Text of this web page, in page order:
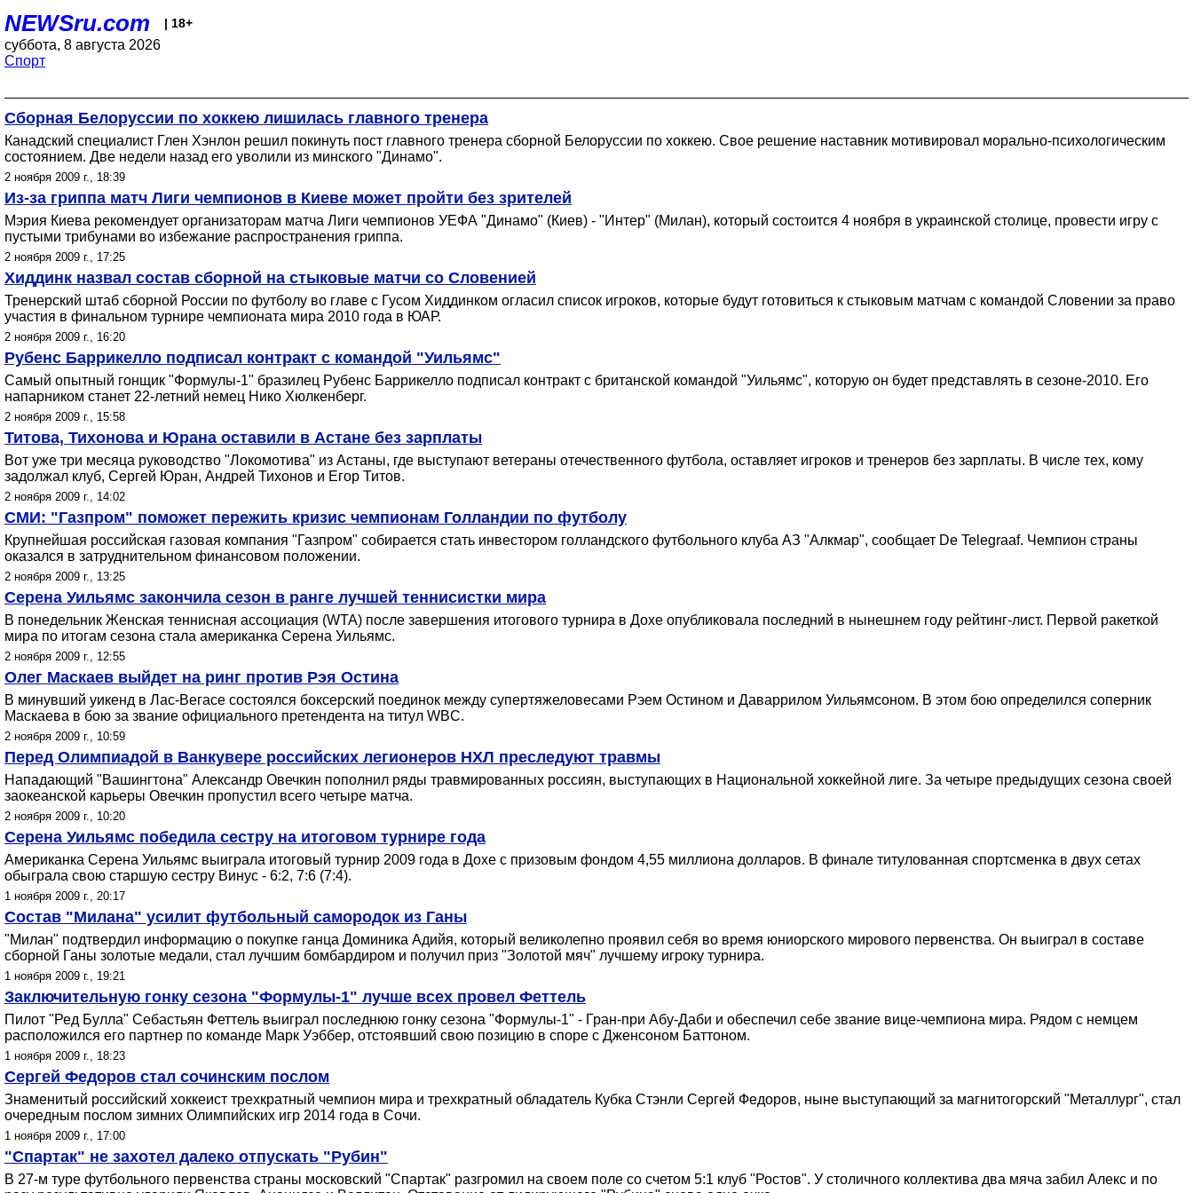
NEWSru.com | 18+
суббота, 8 августа 2026
Спорт
Сборная Белоруссии по хоккею лишилась главного тренера
Канадский специалист Глен Хэнлон решил покинуть пост главного тренера сборной Белоруссии по хоккею. Свое решение наставник мотивировал морально-психологическим
состоянием. Две недели назад его уволили из минского "Динамо".
2 ноября 2009 г., 18:39
Из-за гриппа матч Лиги чемпионов в Киеве может пройти без зрителей
Мэрия Киева рекомендует организаторам матча Лиги чемпионов УЕФА "Динамо" (Киев) - "Интер" (Милан), который состоится 4 ноября в украинской столице, провести игру с
пустыми трибунами во избежание распространения гриппа.
2 ноября 2009 г., 17:25
Хиддинк назвал состав сборной на стыковые матчи со Словенией
Тренерский штаб сборной России по футболу во главе с Гусом Хиддинком огласил список игроков, которые будут готовиться к стыковым матчам с командой Словении за право
участия в финальном турнире чемпионата мира 2010 года в ЮАР.
2 ноября 2009 г., 16:20
Рубенс Баррикелло подписал контракт с командой "Уильямс"
Самый опытный гонщик "Формулы-1" бразилец Рубенс Баррикелло подписал контракт с британской командой "Уильямс", которую он будет представлять в сезоне-2010. Его
напарником станет 22-летний немец Нико Хюлкенберг.
2 ноября 2009 г., 15:58
Титова, Тихонова и Юрана оставили в Астане без зарплаты
Вот уже три месяца руководство "Локомотива" из Астаны, где выступают ветераны отечественного футбола, оставляет игроков и тренеров без зарплаты. В числе тех, кому
задолжал клуб, Сергей Юран, Андрей Тихонов и Егор Титов.
2 ноября 2009 г., 14:02
СМИ: "Газпром" поможет пережить кризис чемпионам Голландии по футболу
Крупнейшая российская газовая компания "Газпром" собирается стать инвестором голландского футбольного клуба АЗ "Алкмар", сообщает De Telegraaf. Чемпион страны
оказался в затруднительном финансовом положении.
2 ноября 2009 г., 13:25
Серена Уильямс закончила сезон в ранге лучшей теннисистки мира
В понедельник Женская теннисная ассоциация (WTA) после завершения итогового турнира в Дохе опубликовала последний в нынешнем году рейтинг-лист. Первой ракеткой
мира по итогам сезона стала американка Серена Уильямс.
2 ноября 2009 г., 12:55
Олег Маскаев выйдет на ринг против Рэя Остина
В минувший уикенд в Лас-Вегасе состоялся боксерский поединок между супертяжеловесами Рэем Остином и Даваррилом Уильямсоном. В этом бою определился соперник
Маскаева в бою за звание официального претендента на титул WBC.
2 ноября 2009 г., 10:59
Перед Олимпиадой в Ванкувере российских легионеров НХЛ преследуют травмы
Нападающий "Вашингтона" Александр Овечкин пополнил ряды травмированных россиян, выступающих в Национальной хоккейной лиге. За четыре предыдущих сезона своей
заокеанской карьеры Овечкин пропустил всего четыре матча.
2 ноября 2009 г., 10:20
Серена Уильямс победила сестру на итоговом турнире года
Американка Серена Уильямс выиграла итоговый турнир 2009 года в Дохе с призовым фондом 4,55 миллиона долларов. В финале титулованная спортсменка в двух сетах
обыграла свою старшую сестру Винус - 6:2, 7:6 (7:4).
1 ноября 2009 г., 20:17
Состав "Милана" усилит футбольный самородок из Ганы
"Милан" подтвердил информацию о покупке ганца Доминика Адийя, который великолепно проявил себя во время юниорского мирового первенства. Он выиграл в составе
сборной Ганы золотые медали, стал лучшим бомбардиром и получил приз "Золотой мяч" лучшему игроку турнира.
1 ноября 2009 г., 19:21
Заключительную гонку сезона "Формулы-1" лучше всех провел Феттель
Пилот "Ред Булла" Себастьян Феттель выиграл последнюю гонку сезона "Формулы-1" - Гран-при Абу-Даби и обеспечил себе звание вице-чемпиона мира. Рядом с немцем
расположился его партнер по команде Марк Уэббер, отстоявший свою позицию в споре с Дженсоном Баттоном.
1 ноября 2009 г., 18:23
Сергей Федоров стал сочинским послом
Знаменитый российский хоккеист трехкратный чемпион мира и трехкратный обладатель Кубка Стэнли Сергей Федоров, ныне выступающий за магнитогорский "Металлург", стал
очередным послом зимних Олимпийских игр 2014 года в Сочи.
1 ноября 2009 г., 17:00
"Спартак" не захотел далеко отпускать "Рубин"
В 27-м туре футбольного первенства страны московский "Спартак" разгромил на своем поле со счетом 5:1 клуб "Ростов". У столичного коллектива два мяча забил Алекс и по